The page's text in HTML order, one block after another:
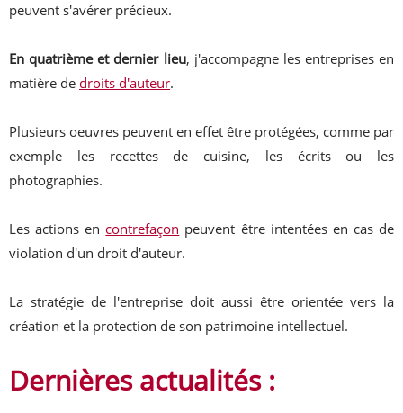
peuvent s'avérer précieux.
En quatrième et dernier lieu, j'accompagne les entreprises en
matière de droits d'auteur.
Plusieurs oeuvres peuvent en effet être protégées, comme par
exemple les recettes de cuisine, les écrits ou les
photographies.
Les actions en contrefaçon peuvent être intentées en cas de
violation d'un droit d'auteur.
La stratégie de l'entreprise doit aussi être orientée vers la
création et la protection de son patrimoine intellectuel.
Dernières actualités :